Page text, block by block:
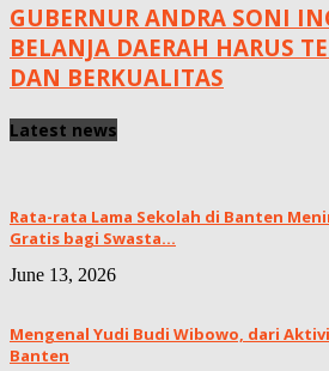
GUBERNUR ANDRA SONI
BELANJA DAERAH HARUS
DAN BERKUALITAS
Latest news
Rata-rata Lama Sekolah di Banten
Gratis bagi Swasta...
June 13, 2026
Mengenal Yudi Budi Wibowo, dari
Banten